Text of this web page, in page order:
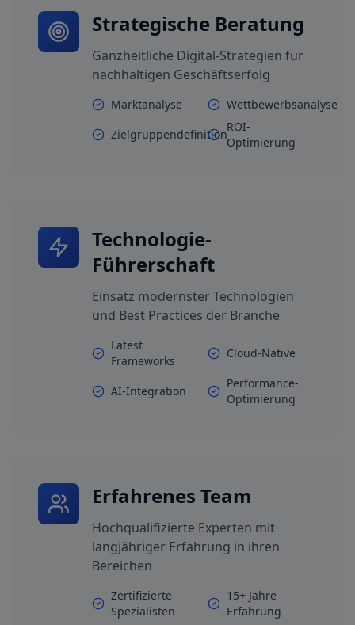
Strategische Beratung
Ganzheitliche Digital-Strategien für
nachhaltigen Geschäftserfolg
Marktanalyse
Wettbewerbsanalyse
Zielgruppendefinition
ROI-
Optimierung
Technologie-
Führerschaft
Einsatz modernster Technologien
und Best Practices der Branche
Latest
Frameworks
Cloud-Native
AI-Integration
Performance-
Optimierung
Erfahrenes Team
Hochqualifizierte Experten mit
langjähriger Erfahrung in ihren
Bereichen
Zertifizierte
Spezialisten
15+ Jahre
Erfahrung